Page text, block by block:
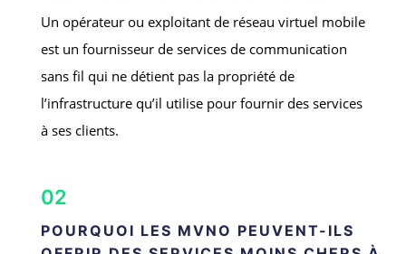
Un opérateur ou exploitant de réseau virtuel mobile
est un fournisseur de services de communication
sans fil qui ne détient pas la propriété de
l’infrastructure qu’il utilise pour fournir des services
à ses clients.
02
POURQUOI LES MVNO PEUVENT-ILS